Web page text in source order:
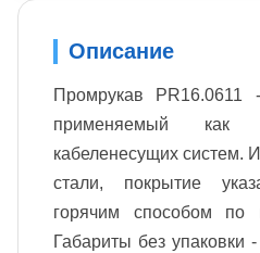
Описание
Промрукав PR16.0611
применяемый как
кабеленесущих систем.
стали, покрытие
горячим способом по
Габариты без